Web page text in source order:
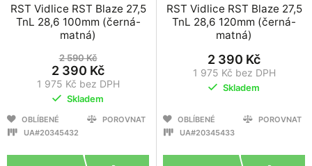
RST Vidlice RST Blaze 27,5
TnL 28,6 100mm (černá-
matná)
2 590 Kč
2 390 Kč
1 975 Kč bez DPH
Skladem
OBLÍBENÉ
POROVNAT
UA#20345432
RST Vidlice RST Blaze 27,5
TnL 28,6 120mm (černá-
matná)
2 390 Kč
1 975 Kč bez DPH
Skladem
OBLÍBENÉ
POROVNAT
UA#20345433